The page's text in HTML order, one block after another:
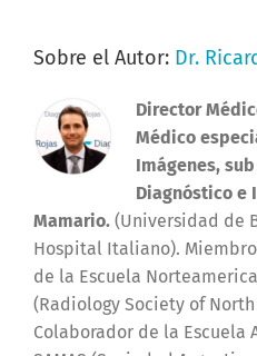
Sobre el Autor: Dr.
Director
Médico
Imágenes,
Diagnóstico e
Mamario. (Universidad de
Hospital Italiano).
de la Escuela
(Radiology Society of
Colaborador de la Escuela